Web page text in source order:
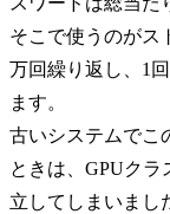
そこで使うのがス
万回繰り返し、1
ます。
古いシステムでこ
ときは、GPUク
立してしまいまし